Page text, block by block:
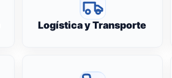
Logística y Transporte